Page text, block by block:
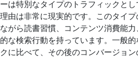
ーは特別なタイプのトラフィックと
理由は非常に現実的です。このタイ
ながら読書習慣、コンテンツ消費能
的な検索行動を持っています。一般
クに比べて、その後のコンバージョ